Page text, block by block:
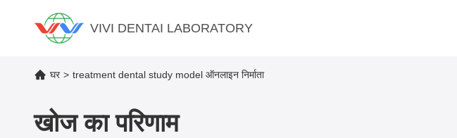
VIVI DENTAI LABORATORY
घर > treatment dental study model ऑनलाइन निर्माता
खोज का परिणाम